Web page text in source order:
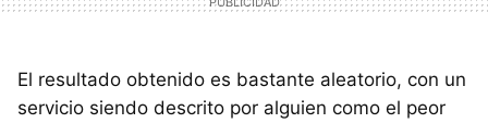
El resultado obtenido es bastante aleatorio, con un
servicio siendo descrito por alguien como el peor